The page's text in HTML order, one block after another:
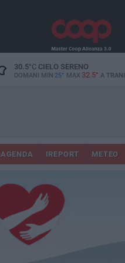
30.5°CCIELO SERENO
DOMANI MIN 25° MAX 32.5° A TRANI
AGENDA IREPORT METEO